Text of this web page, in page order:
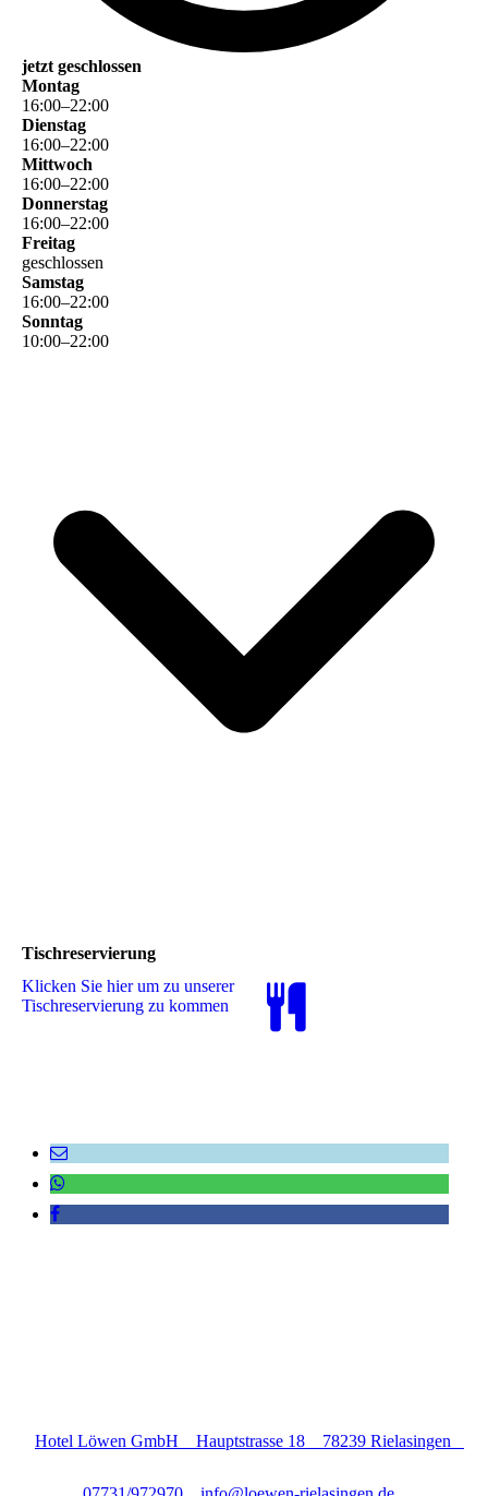
jetzt geschlossen
Montag
16:00–22:00
Dienstag
16:00–22:00
Mittwoch
16:00–22:00
Donnerstag
16:00–22:00
Freitag
geschlossen
Samstag
16:00–22:00
Sonntag
10:00–22:00
Tischreservierung
Klicken Sie hier um zu unserer
Tisch­re­ser­vie­rung zu kommen
Hotel Löwen GmbH Hauptstrasse 18 78239 Rielasingen